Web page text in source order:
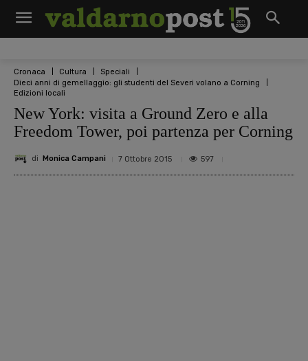
Cronaca Cultura
Speciali
Dieci anni di gemellaggio: gli studenti del Severi volano a Corning
Edizioni locali
New York: visita a Ground Zero e alla
Freedom Tower, poi partenza per Corning
di Monica Campani 7 Ottobre 2015 597